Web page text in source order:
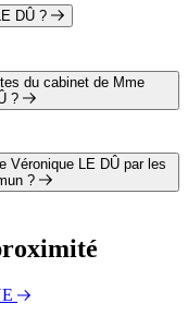
DÛ ?
du cabinet de Mme
?
Véronique LE DÛ par les
?
P. Langevin